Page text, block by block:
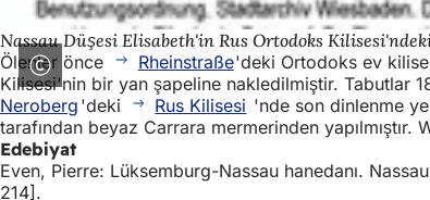
Nassau Düşesi Elisabeth'in Rus Ortodoks
Ölenler önce
Rheinstraße'deki Ortodoks ev
Kilisesi'nin bir yan şapeline nakledilmiştir. Tabutlar
Neroberg 'deki Rus Kilisesi 'nde son dinlenme
tarafından beyaz Carrara mermerinden
Edebiyat
Even, Pierre: Lüksemburg-Nassau hanedanı.
214].